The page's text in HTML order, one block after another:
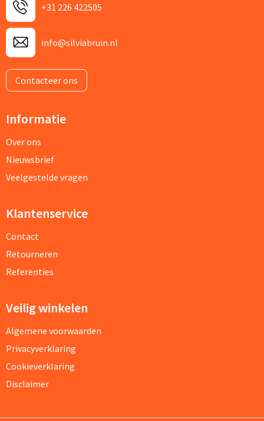
+31 226 422505
info@silviabruin.nl
Contacteer ons
Informatie
Over ons
Nieuwsbrief
Veelgestelde vragen
Klantenservice
Contact
Retourneren
Referenties
Veilig winkelen
Algemene voorwaarden
Privacyverklaring
Cookieverklaring
Disclaimer